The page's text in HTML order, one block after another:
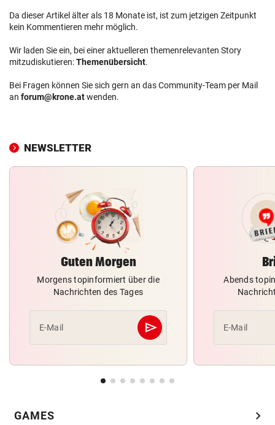
Da dieser Artikel älter als 18 Monate ist, ist zum jetzigen Zeitpunkt
kein Kommentieren mehr möglich.
Wir laden Sie ein, bei einer aktuelleren themenrelevanten Story
mitzudiskutieren:Themenübersicht.
Bei Fragen können Sie sich gern an das Community-Team per Mail
an forum@krone.atwenden.
NEWSLETTER
Guten Morgen
Morgens topinformiert über die
Nachrichten des Tages
E-Mail send
Abschicken
Abends
E-Mail
GAMES chevron_right